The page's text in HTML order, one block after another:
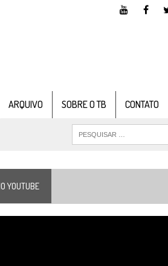
ARQUIVO SOBRE O TB CONTATO
YOUTUBE